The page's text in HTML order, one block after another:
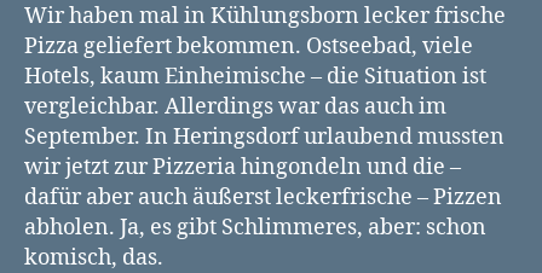
Wir haben mal in Kühlungsborn lecker frische
Pizza geliefert bekommen. Ostseebad, viele
Hotels, kaum Einheimische – die Situation ist
vergleichbar. Allerdings war das auch im
September. In Heringsdorf urlaubend mussten
wir jetzt zur Pizzeria hingondeln und die –
dafür aber auch äußerst leckerfrische – Pizzen
abholen. Ja, es gibt Schlimmeres, aber: schon
komisch, das.